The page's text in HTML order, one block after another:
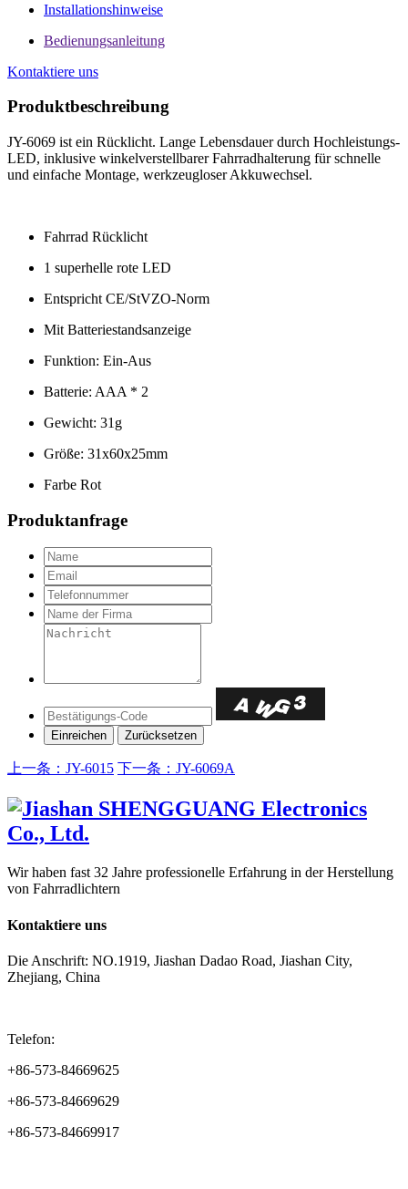
Installationshinweise
Bedienungsanleitung
Kontaktiere uns
Produktbeschreibung
JY-6069 ist ein Rücklicht. Lange Lebensdauer durch Hochleistungs-
LED, inklusive winkelverstellbarer Fahrradhalterung für schnelle
und einfache Montage, werkzeugloser Akkuwechsel.
Fahrrad Rücklicht
1 superhelle rote LED
Entspricht CE/StVZO-Norm
Mit Batteriestandsanzeige
Funktion: Ein-Aus
Batterie: AAA * 2
Gewicht: 31g
Größe: 31x60x25mm
Farbe Rot
Produktanfrage
上一条：JY-6015 下一条：JY-6069A
Wir haben fast 32 Jahre professionelle Erfahrung in der Herstellung
von Fahrradlichtern
Kontaktiere uns
Die Anschrift: NO.1919, Jiashan Dadao Road, Jiashan City,
Zhejiang, China
Telefon:
+86-573-84669625
+86-573-84669629
+86-573-84669917